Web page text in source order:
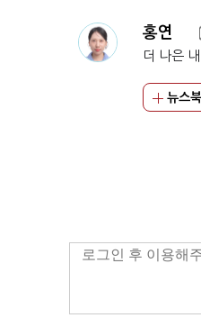
홍연
더 나은
뉴스북